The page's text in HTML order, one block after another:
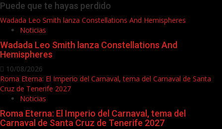
Puede que te hayas perdido
Wadada Leo Smith lanza Constellations And Hemispheres
Noticias
Wadada Leo Smith lanza Constellations And
Hemispheres
10/08/2026
Roma Eterna: El Imperio del Carnaval, tema del Carnaval de Santa
Cruz de Tenerife 2027
Noticias
Roma Eterna: El Imperio del Carnaval, tema del
Carnaval de Santa Cruz de Tenerife 2027